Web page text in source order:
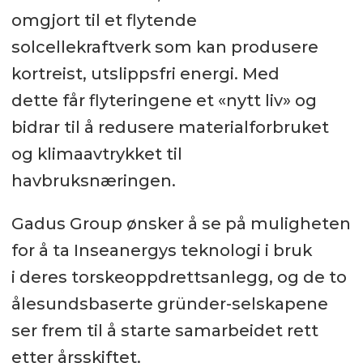
omgjort til et flytende
solcellekraftverk som kan produsere
kortreist, utslippsfri energi. Med
dette får flyteringene et «nytt liv» og
bidrar til å redusere materialforbruket
og klimaavtrykket til
havbruksnæringen.
Gadus Group ønsker å se på muligheten
for å ta Inseanergys teknologi i bruk
i deres torskeoppdrettsanlegg, og de to
ålesundsbaserte gründer-selskapene
ser frem til å starte samarbeidet rett
etter årsskiftet.